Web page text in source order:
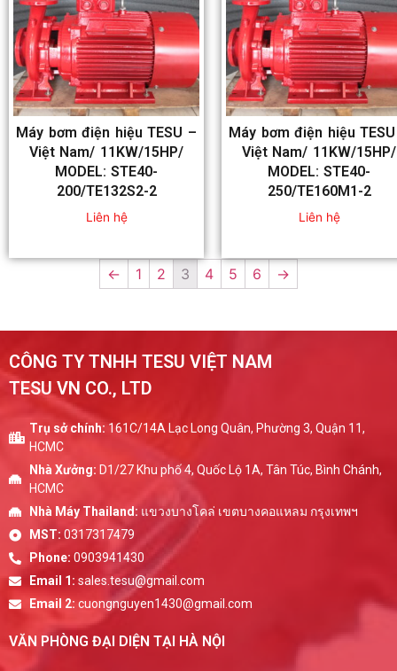
Máy bơm điện hiệu TESU –
Việt Nam/ 11KW/15HP/
MODEL: STE40-
200/TE132S2-2
Liên hệ
Máy bơm điện hiệu
Việt Nam/ 11KW/15HP/
MODEL: STE40-
250/TE160M1-2
Liên hệ
← 1 2 3 4 5 6 →
CÔNG TY TNHH TESU VIỆT NAM
TESU VN CO., LTD
Trụ sở chính: 161C/14A Lạc Long Quân, Phường 3, Quận 11,
HCMC
Nhà Xưởng: D1/27 Khu phố 4, Quốc Lộ 1A, Tân Túc, Bình Chánh,
HCMC
Nhà Máy Thailand: แขวงบางโคล่ เขตบางคอแหลม กรุงเทพฯ
MST: 0317317479
Phone: 0903941430
Email 1: sales.tesu@gmail.com
Email 2: cuongnguyen1430@gmail.com
VĂN PHÒNG ĐẠI DIỆN TẠI HÀ NỘI